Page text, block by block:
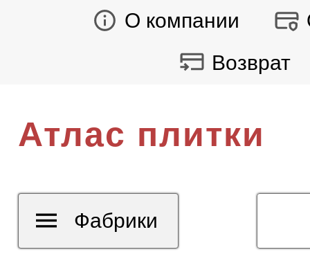
О компании
Возврат
Атлас плитки
Фабрики